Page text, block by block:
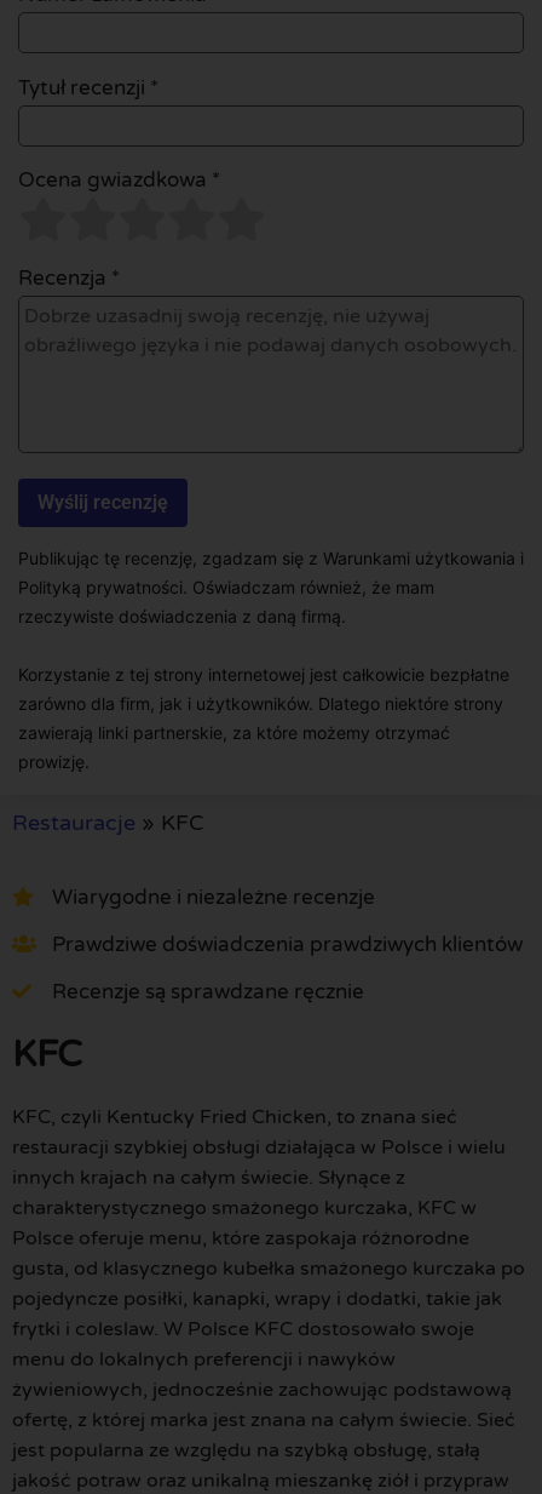
Tytuł recenzji *
Ocena gwiazdkowa *
Recenzja *
Publikując tę recenzję, zgadzam się z Warunkami użytkowania i
Polityką prywatności. Oświadczam również, że mam
rzeczywiste doświadczenia z daną firmą.
Korzystanie z tej strony internetowej jest całkowicie bezpłatne
zarówno dla firm, jak i użytkowników. Dlatego niektóre strony
zawierają linki partnerskie, za które możemy otrzymać
prowizję.
Restauracje » KFC
Wiarygodne i niezależne recenzje
Prawdziwe doświadczenia prawdziwych klientów
Recenzje są sprawdzane ręcznie
KFC
KFC, czyli Kentucky Fried Chicken, to znana sieć
restauracji szybkiej obsługi działająca w Polsce i wielu
innych krajach na całym świecie. Słynące z
charakterystycznego smażonego kurczaka, KFC w
Polsce oferuje menu, które zaspokaja różnorodne
gusta, od klasycznego kubełka smażonego kurczaka po
pojedyncze posiłki, kanapki, wrapy i dodatki, takie jak
frytki i coleslaw. W Polsce KFC dostosowało swoje
menu do lokalnych preferencji i nawyków
żywieniowych, jednocześnie zachowując podstawową
ofertę, z której marka jest znana na całym świecie. Sieć
jest popularna ze względu na szybką obsługę, stałą
jakość potraw oraz unikalną mieszankę ziół i przypraw